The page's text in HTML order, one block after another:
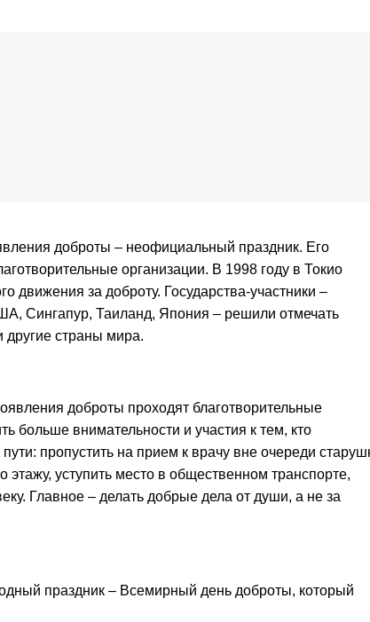
доброты – неофициальный праздник. Его
организации. В 1998 году в Токио
за доброту. Государства-участники –
Сингапур, Таиланд, Япония – решили отмечать
страны мира.
доброты проходят благотворительные
больше внимательности и участия к тем, кто
пропустить на прием к врачу вне очереди
уступить место в общественном транспорте,
Главное – делать добрые дела от души, а не за
праздник – Всемирный день доброты, который